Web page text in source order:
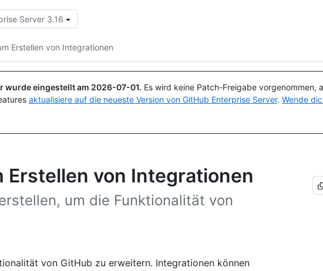
Server 3.16
Erstellen von Integrationen
wurde eingestellt am 2026-07-01. Es wird keine Patch-Freigabe vorgenommen,
aktualisiere auf die neueste Version von GitHub Enterprise Server. Wende
Erstellen von Integrationen
um die Funktionalität von
von GitHub zu erweitern. Integrationen können